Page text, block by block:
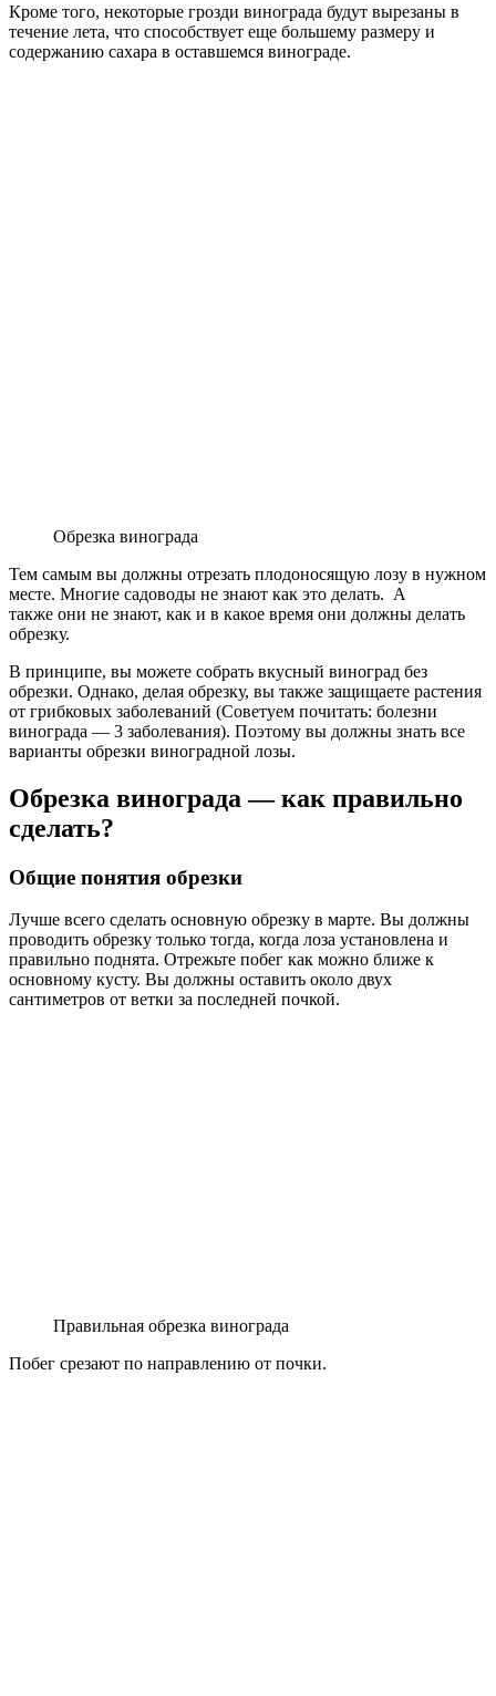
Кроме того, некоторые грозди винограда будут вырезаны в
течение лета, что способствует еще большему размеру и
содержанию сахара в оставшемся винограде.
Обрезка винограда
Тем самым вы должны отрезать плодоносящую лозу в нужном
месте. Многие садоводы не знают как это делать. А
также они не знают, как и в какое время они должны делать
обрезку.
В принципе, вы можете собрать вкусный виноград без
обрезки. Однако, делая обрезку, вы также защищаете растения
от грибковых заболеваний (Советуем почитать: болезни
винограда — 3 заболевания). Поэтому вы должны знать все
варианты обрезки виноградной лозы.
Обрезка винограда — как правильно
сделать?
Общие понятия обрезки
Лучше всего сделать основную обрезку в марте. Вы должны
проводить обрезку только тогда, когда лоза установлена ​​и
правильно поднята. Отрежьте побег как можно ближе к
основному кусту. Вы должны оставить около двух
сантиметров от ветки за последней почкой.
Правильная обрезка винограда
Побег срезают по направлению от почки.